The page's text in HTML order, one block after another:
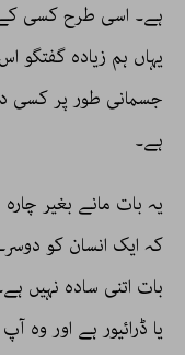
ہے۔ اسی طرح کسی کے
یہاں ہم زیادہ
جسمانی طور پر کسی
ہے۔
یہ بات مانے بغیر
کہ ایک انسان کو
بات اتنی سادہ نہیں
یا ڈرائیور ہے اور